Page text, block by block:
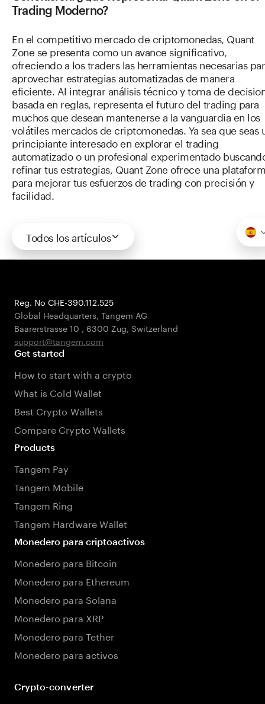
Trading Moderno?
En el competitivo mercado de criptomonedas, Quant
Zone se presenta como un avance significativo,
ofreciendo a los traders las herramientas necesarias
aprovechar estrategias automatizadas de manera
eficiente. Al integrar análisis técnico y toma de
basada en reglas, representa el futuro del trading para
muchos que desean mantenerse a la vanguardia en los
volátiles mercados de criptomonedas. Ya sea que seas
principiante interesado en explorar el trading
automatizado o un profesional experimentado
refinar tus estrategias, Quant Zone ofrece una
para mejorar tus esfuerzos de trading con precisión y
facilidad.
Todos los artículos
Reg. No CHE-390.112.525
Global Headquarters, Tangem AG
Baarerstrasse 10 , 6300 Zug, Switzerland
support@tangem.com
Get started
How to start with a crypto
What is Cold Wallet
Best Crypto Wallets
Compare Crypto Wallets
Products
Tangem Pay
Tangem Mobile
Tangem Ring
Tangem Hardware Wallet
Monedero para criptoactivos
Monedero para Bitcoin
Monedero para Ethereum
Monedero para Solana
Monedero para XRP
Monedero para Tether
Monedero para activos
Crypto-converter